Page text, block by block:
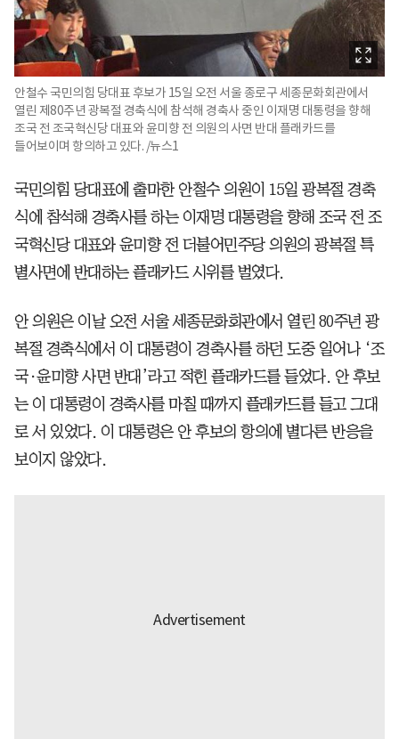
안철수 국민의힘 당대표 후보가 15일 오전 서울 종로구 세종문화회관에서
열린 제80주년 광복절 경축식에 참석해 경축사 중인 이재명 대통령을 향해
조국 전 조국혁신당 대표와 윤미향 전 의원의 사면 반대 플래카드를
들어보이며 항의하고 있다. /뉴스1
국민의힘 당대표에 출마한 안철수 의원이 15일 광복절 경축
식에 참석해 경축사를 하는 이재명 대통령을 향해 조국 전 조
국혁신당 대표와 윤미향 전 더불어민주당 의원의 광복절 특
별사면에 반대하는 플래카드 시위를 벌였다.
안 의원은 이날 오전 서울 세종문화회관에서 열린 80주년 광
복절 경축식에서 이 대통령이 경축사를 하던 도중 일어나 ‘조
국·윤미향 사면 반대’라고 적힌 플래카드를 들었다. 안 후보
는 이 대통령이 경축사를 마칠 때까지 플래카드를 들고 그대
로 서 있었다. 이 대통령은 안 후보의 항의에 별다른 반응을
보이지 않았다.